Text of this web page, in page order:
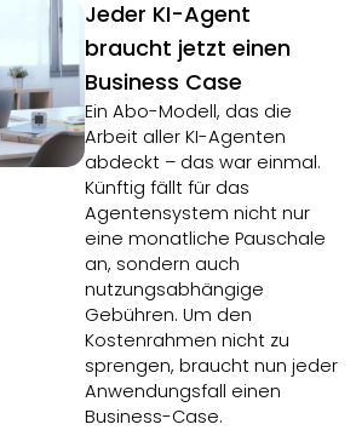
Jeder KI-Agent
braucht jetzt einen
Business Case
Ein Abo-Modell, das die
Arbeit aller KI-Agenten
abdeckt – das war einmal.
Künftig fällt für das
Agentensystem nicht nur
eine monatliche Pauschale
an, sondern auch
nutzungsabhängige
Gebühren. Um den
Kostenrahmen nicht zu
sprengen, braucht nun jeder
Anwendungsfall einen
Business-Case.